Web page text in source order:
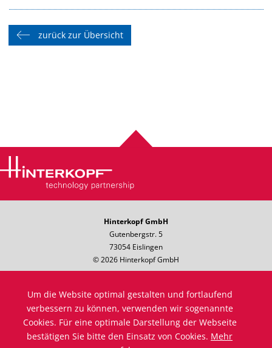
zurück zur Übersicht
Hinterkopf GmbH
Gutenbergstr. 5
73054 Eislingen
© 2026 Hinterkopf GmbH
Telefon: +49 7161 8501-0
Telefax: +49 7161 8501-10
E-Mail:info@hinterkopf.de
Impressum
Datenschutz
Um die Website optimal gestalten und fortlaufend
verbessern zu können, verwenden wir sogenannte
Cookies. Für eine optimale Darstellung der Webseite
bestätigen Sie bitte den Einsatz von Cookies. Mehr